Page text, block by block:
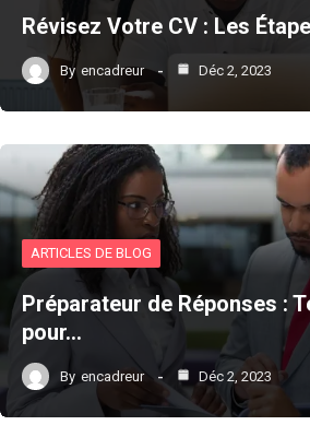
Révisez Votre CV : Les
By encadreur Déc 2, 2023
ARTICLES DE BLOG
Préparateur de Réponses :
pour…
By encadreur Déc 2, 2023